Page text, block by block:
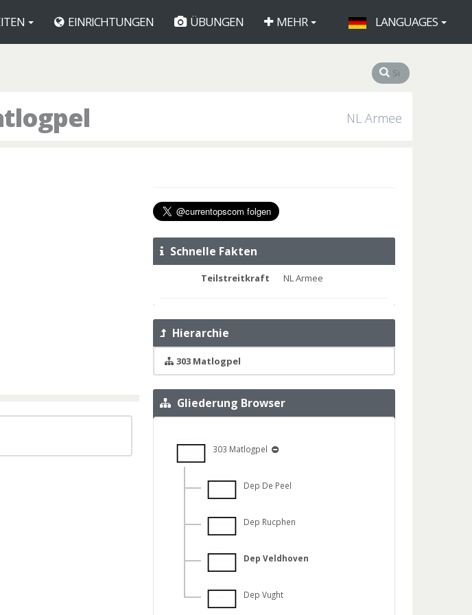
EINRICHTUNGEN ÜBUNGEN MEHR LANGUAGES
NL Armee
Schnelle Fakten
Teilstreitkraft NL Armee
Hierarchie
303 Matlogpel
Gliederung Browser
303 Matlogpel
Dep De Peel
Dep Rucphen
Dep Veldhoven
Dep Vught